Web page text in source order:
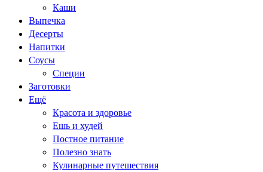
Каши
Выпечка
Десерты
Напитки
Соусы
Специи
Заготовки
Ещё
Красота и здоровье
Ешь и худей
Постное питание
Полезно знать
Кулинарные путешествия